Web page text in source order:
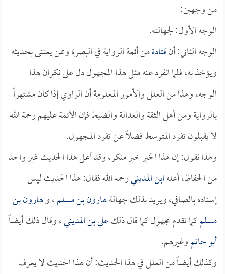
من وجهين:
الوجه الأول: لجهالته.
الوجه الثاني: أنقتادةمن أئمة الرواية في البصرة وممن يعتنى بحديثه
ويؤخذ به، فلما انفرد عنه مثل هذا المجهول دل على نكران هذا
الوجه، وهذا من العلل والأمور المعلومة أن الراوي إذا كان مشتهراً
بالرواية ومن أهل الثقة والعدالة والضبط فإن الأئمة عليهم رحمة الله
لا يقبلون تفرد المتوسط فضلاً عن تفرد المجهول.
ولهذا نقول: إن هذا الخبر خبر منكر، وقد أعل هذا الحديث غير واحد
من الحفاظ، أعلهابن المدينيرحمه الله فقال: هذا الحديث ليس
إسناده بالصافي، ويريد بذلك جهالةهارون بن مسلم، وهارون بن
مسلمكما تقدم مجهول كما قال ذلكعلي بن المديني، وقال ذلك أيضاً
أبو حاتموغيرهم.
وكذلك أيضاً من العلل في هذا الحديث: أن هذا الحديث لا يعرف